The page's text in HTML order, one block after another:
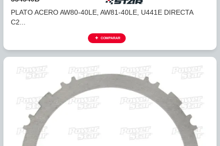
334540
PLATO ACERO AW80-40LE, AW81-40LE, U441E REVERSA
99...